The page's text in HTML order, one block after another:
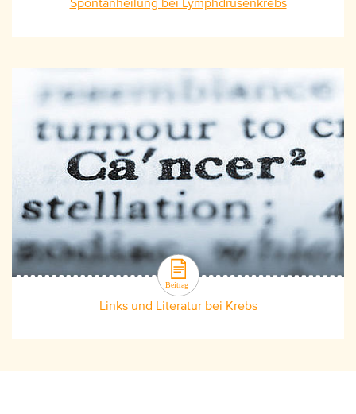
Spontanheilung bei Lymphdrüsenkrebs
Links und Literatur bei Krebs